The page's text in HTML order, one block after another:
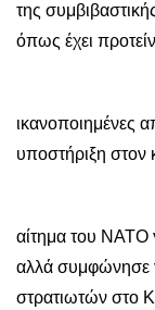
της
όπως έχει
Στο
ικανοποιημένες
υποστήριξη
Η Ελλάδα
αίτημα του ΝΑΤΟ
αλλά συμφώνησε
στρατιωτών στο